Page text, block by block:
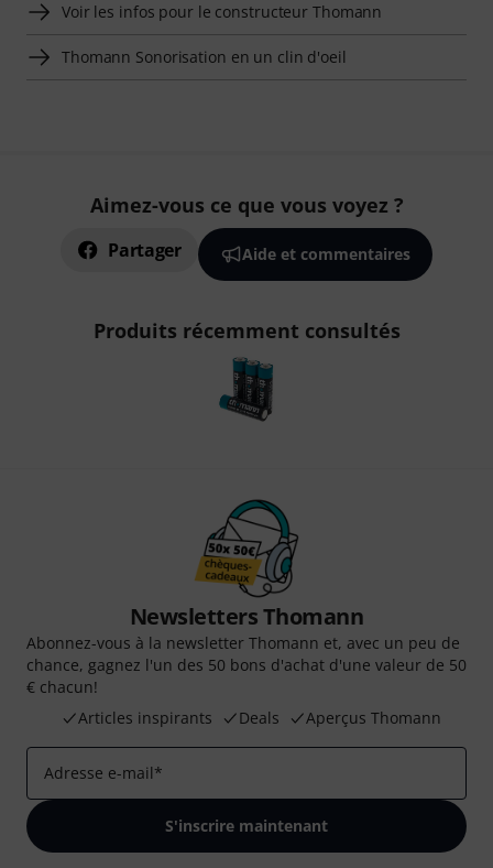
Voir les infos pour le constructeur Thomann
Thomann Sonorisation en un clin d'oeil
Aimez-vous ce que vous voyez ?
Partager Aide et commentaires
Produits récemment consultés
Newsletters Thomann
Abonnez-vous à la newsletter Thomann et, avec un peu de
chance, gagnez l'un des 50 bons d'achat d'une valeur de 50
€ chacun!
Articles inspirants
Deals Aperçus Thomann
Adresse e-mail*
S'inscrire maintenant